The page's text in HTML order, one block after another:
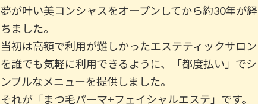
夢が叶い美コンシャスをオープンしてから約30年が経
ちました。
当初は高額で利用が難しかったエステティックサロン
を誰でも気軽に利用できるように、「都度払い」でシ
ンプルなメニューを提供しました。
それが「まつ毛パーマ+フェイシャルエステ」です。